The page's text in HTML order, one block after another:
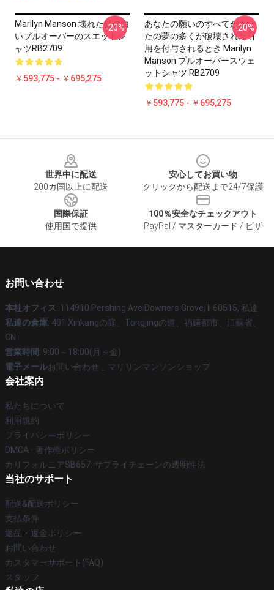
Marilyn Manson 壊れた針の白
いプルオーバーのスエットシ
ャツRB2709
￥593,775 - ￥695,275
-20%
あなたの願いのすべてがあな
たの夢の多くが破壊された引
用を付与されるとき Marilyn
Manson プルオーバースウェ
ットシャツ RB2709
￥593,775 - ￥695,275
-20%
世界中に配送
200カ国以上に配送
安心してお買い物
クリックから配送まで24/7保護
国際保証
使用国で提供
100％安全なチェックアウト
PayPal / マスターカード / ビザ
お問い合わせ
本社オフィス: 114910 Pershing Ave Downers Grove, Il 60515, 私達
私達の倉庫: 401 Xinkangの庭、Tongjingの道、福建都市、江蘇省、
CN
営業時間: 9:00～18:00(月～金)
電子メールお問い合わせ _ マリリンマンソンショップ
会社案内
私たちについて
利用規約
プライバシーポリシー
DMCA - 著作権ポリシー
カリフォルニアSB657: サプライチェーンの透明性法
当社のサポート
配送&配送ポリシー
支払条件
返品・返金ポリシー
お問い合わせ
カスタマーサポート(FAQ)
スタッフ